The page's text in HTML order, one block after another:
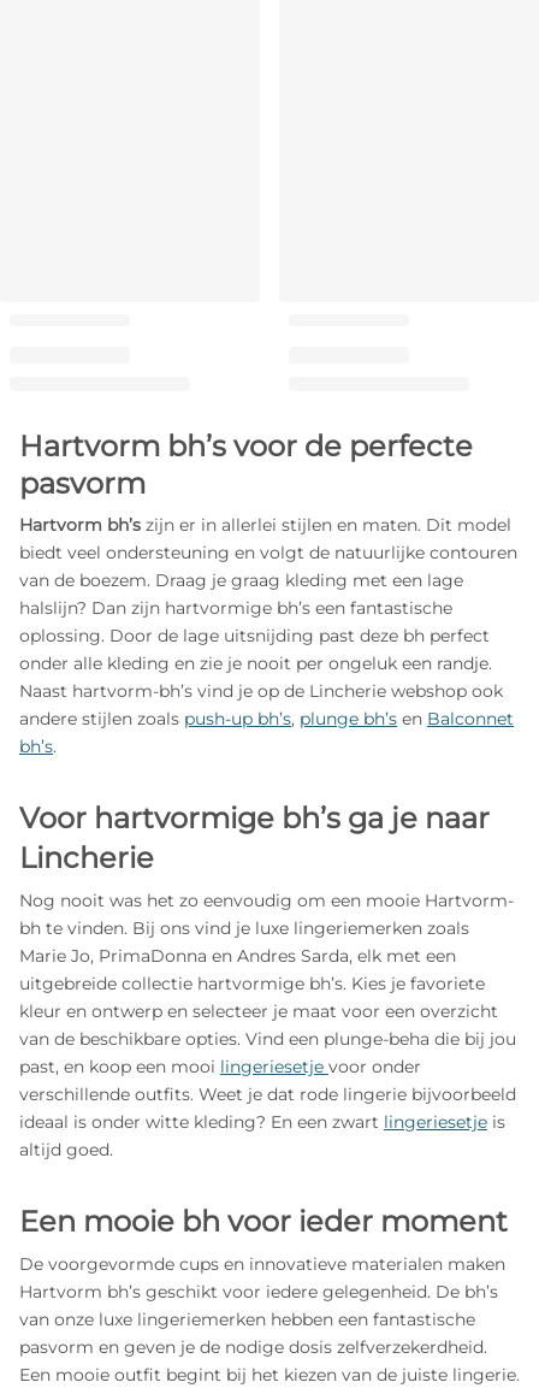
Hartvorm bh’s voor de perfecte
pasvorm
Hartvorm bh’s zijn er in allerlei stijlen en maten. Dit model
biedt veel ondersteuning en volgt de natuurlijke contouren
van de boezem. Draag je graag kleding met een lage
halslijn? Dan zijn hartvormige bh’s een fantastische
oplossing. Door de lage uitsnijding past deze bh perfect
onder alle kleding en zie je nooit per ongeluk een randje.
Naast hartvorm-bh’s vind je op de Lincherie webshop ook
andere stijlen zoals push-up bh’s, plunge bh’s en Balconnet
bh’s.
Voor hartvormige bh’s ga je naar
Lincherie
Nog nooit was het zo eenvoudig om een mooie Hartvorm-
bh te vinden. Bij ons vind je luxe lingeriemerken zoals
Marie Jo, PrimaDonna en Andres Sarda, elk met een
uitgebreide collectie hartvormige bh’s. Kies je favoriete
kleur en ontwerp en selecteer je maat voor een overzicht
van de beschikbare opties. Vind een plunge-beha die bij jou
past, en koop een mooi lingeriesetje voor onder
verschillende outfits. Weet je dat rode lingerie bijvoorbeeld
ideaal is onder witte kleding? En een zwart lingeriesetje is
altijd goed.
Een mooie bh voor ieder moment
De voorgevormde cups en innovatieve materialen maken
Hartvorm bh’s geschikt voor iedere gelegenheid. De bh’s
van onze luxe lingeriemerken hebben een fantastische
pasvorm en geven je de nodige dosis zelfverzekerdheid.
Een mooie outfit begint bij het kiezen van de juiste lingerie.